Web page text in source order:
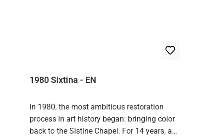
1980 Sixtina - EN
In 1980, the most ambitious restoration
process in art history began: bringing color
back to the Sistine Chapel. For 14 years, a